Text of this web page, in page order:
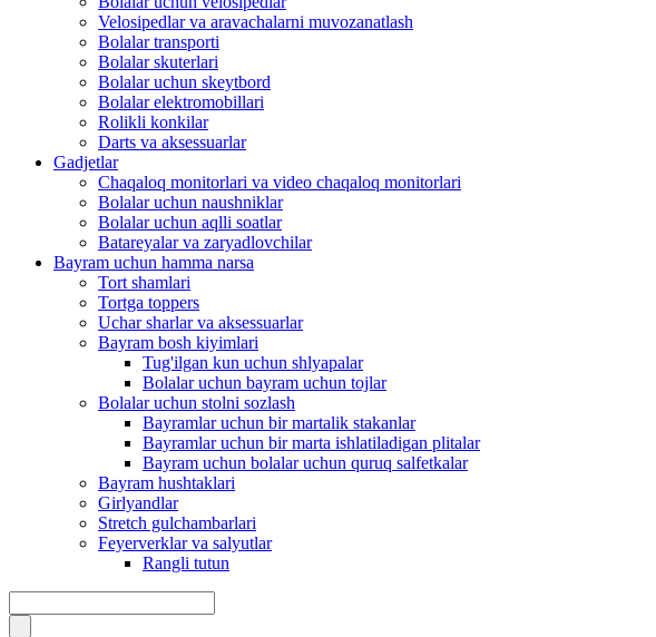
Velosipedlar va aravachalarni muvozanatlash
Bolalar transporti
Bolalar skuterlari
Bolalar uchun skeytbord
Bolalar elektromobillari
Rolikli konkilar
Darts va aksessuarlar
Gadjetlar
Chaqaloq monitorlari va video chaqaloq monitorlari
Bolalar uchun naushniklar
Bolalar uchun aqlli soatlar
Batareyalar va zaryadlovchilar
Bayram uchun hamma narsa
Tort shamlari
Tortga toppers
Uchar sharlar va aksessuarlar
Bayram bosh kiyimlari
Tug'ilgan kun uchun shlyapalar
Bolalar uchun bayram uchun tojlar
Bolalar uchun stolni sozlash
Bayramlar uchun bir martalik stakanlar
Bayramlar uchun bir marta ishlatiladigan plitalar
Bayram uchun bolalar uchun quruq salfetkalar
Bayram hushtaklari
Girlyandlar
Stretch gulchambarlari
Feyerverklar va salyutlar
Rangli tutun